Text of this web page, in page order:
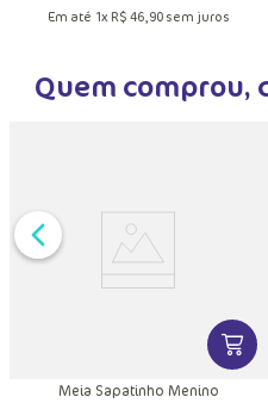
Em até 1x R$ 46,90sem juros
Quem comprou,
INFORMAÇÕES DO VER
Meia Sapatinho Menino